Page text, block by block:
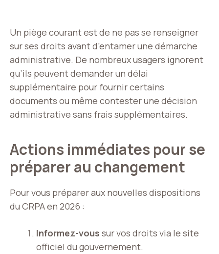
Un piège courant est de ne pas se renseigner
sur ses droits avant d’entamer une démarche
administrative. De nombreux usagers ignorent
qu’ils peuvent demander un délai
supplémentaire pour fournir certains
documents ou même contester une décision
administrative sans frais supplémentaires.
Actions immédiates pour se
préparer au changement
Pour vous préparer aux nouvelles dispositions
du CRPA en 2026 :
Informez-vous sur vos droits via le site
officiel du gouvernement.